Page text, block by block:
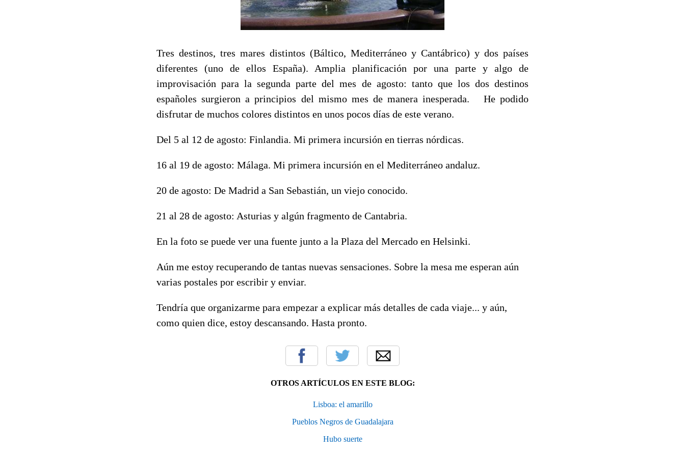
Tres destinos, tres mares distintos (Báltico, Mediterráneo y Cantábrico) y dos países
diferentes (uno de ellos España). Amplia planificación por una parte y algo de
improvisación para la segunda parte del mes de agosto: tanto que los dos destinos
españoles surgieron a principios del mismo mes de manera inesperada. He podido
disfrutar de muchos colores distintos en unos pocos días de este verano.
Del 5 al 12 de agosto: Finlandia. Mi primera incursión en tierras nórdicas.
16 al 19 de agosto: Málaga. Mi primera incursión en el Mediterráneo andaluz.
20 de agosto: De Madrid a San Sebastián, un viejo conocido.
21 al 28 de agosto: Asturias y algún fragmento de Cantabria.
En la foto se puede ver una fuente junto a la Plaza del Mercado en Helsinki.
Aún me estoy recuperando de tantas nuevas sensaciones. Sobre la mesa me esperan aún
varias postales por escribir y enviar.
Tendría que organizarme para empezar a explicar más detalles de cada viaje... y aún,
como quien dice, estoy descansando. Hasta pronto.
OTROS ARTÍCULOS EN ESTE BLOG:
Lisboa: el amarillo
Pueblos Negros de Guadalajara
Hubo suerte